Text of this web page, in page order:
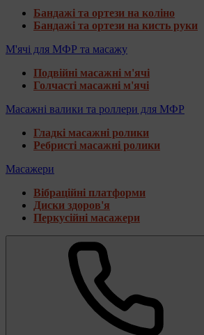
Бандажі та ортези на коліно
Бандажі та ортези на кисть руки
М'ячі для МФР та масажу
Подвійні масажні м'ячі
Голчасті масажні м'ячі
Масажні валики та роллери для МФР
Гладкі масажні ролики
Ребристі масажні ролики
Масажери
Вібраційні платформи
Диски здоров'я
Перкусійні масажери